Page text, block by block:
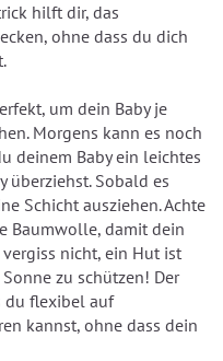
hilft dir, das
ohne dass du dich
um dein Baby je
Morgens kann es noch
deinem Baby ein leichtes
überziehst. Sobald es
Schicht ausziehen. Achte
Baumwolle, damit dein
nicht, ein Hut ist
zu schützen! Der
du flexibel auf
kannst, ohne dass dein